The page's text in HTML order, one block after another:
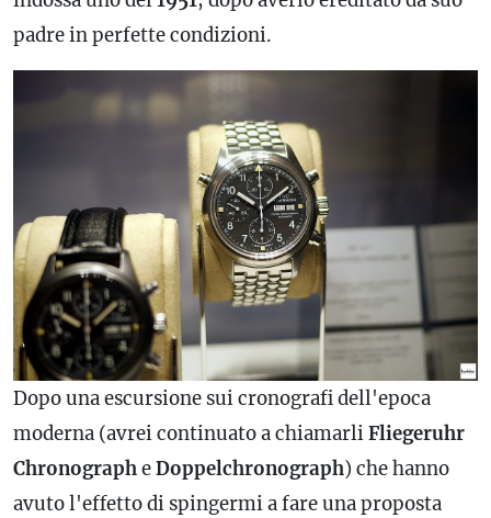
padre in perfette condizioni.
Dopo una escursione sui cronografi dell'epoca
moderna (avrei continuato a chiamarliFliegeruhr
ChronographeDoppelchronograph) che hanno
avuto l'effetto di spingermi a fare una proposta